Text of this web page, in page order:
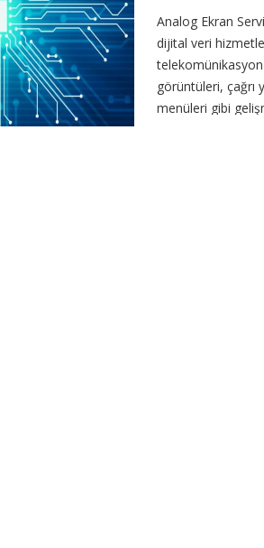
Analog Ekran
dijital veri
görüntüleri, çağrı
menüleri gibi